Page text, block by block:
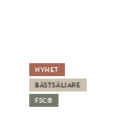
NYHET
BÄSTSÄLJARE
FSC®